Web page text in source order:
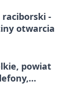
raciborski -
otwarcia
powiat